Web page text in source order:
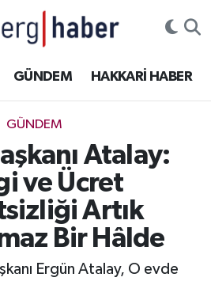
GÜNDEM HAKKARİ HABER
GÜNDEM
Atalay:
ve Ücret
Artık
Bir Hâlde
Ergün Atalay, O evde
Haritası
ve Fikstür